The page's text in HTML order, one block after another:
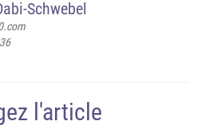
Schwebel
l'article